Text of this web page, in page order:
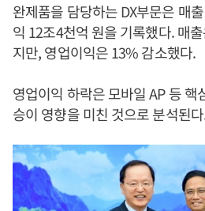
완제품을 담당하는 DX부문은 매
익 12조4천억 원을 기록했다. 매
지만, 영업이익은 13% 감소했다.
영업이익 하락은 모바일 AP 등 핵
승이 영향을 미친 것으로 분석된